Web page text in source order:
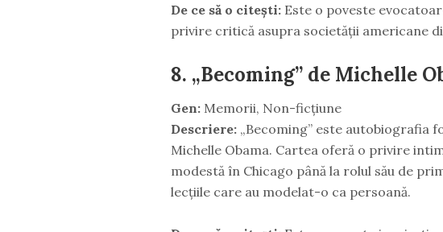
De ce să o citești:Este o poveste
privire critică asupra societății americane
8. „Becoming” de Michelle
Gen:Memorii, Non-ficțiune
Descriere:„Becoming” este autobiografia
Michelle Obama. Cartea oferă o privire
modestă în Chicago până la rolul său de
lecțiile care au modelat-o ca persoană.